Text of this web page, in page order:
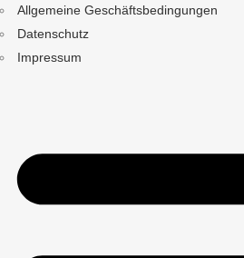
Allgemeine Geschäftsbedingungen
Datenschutz
Impressum